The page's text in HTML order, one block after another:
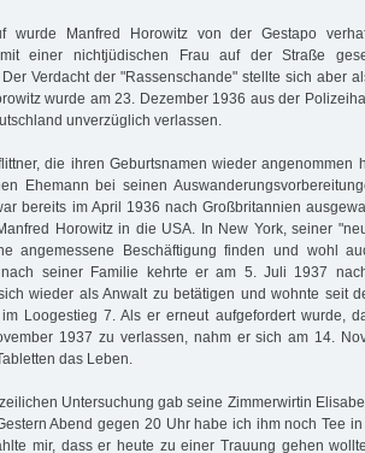
wurde Manfred Horowitz von der Gestapo
einer nichtjüdischen Frau auf der Straße
Verdacht der "Rassenschande" stellte sich aber
wurde am 23. Dezember 1936 aus der
unverzüglich verlassen.
die ihren Geburtsnamen wieder angenommen
Ehemann bei seinen
bereits im April 1936 nach Großbritannien
Horowitz in die USA. In New York, seiner
angemessene Beschäftigung finden und wohl
nach seiner Familie kehrte er am 5. Juli 1937
wieder als Anwalt zu betätigen und wohnte seit
im Loogestieg 7. Als er erneut aufgefordert wurde,
1937 zu verlassen, nahm er sich am 14.
das Leben.
Untersuchung gab seine Zimmerwirtin
Abend gegen 20 Uhr habe ich ihm noch Tee
mir, dass er heute zu einer Trauung gehen